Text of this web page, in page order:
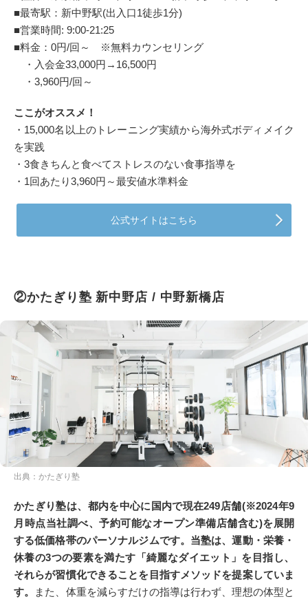
■最寄駅：新中野駅(出入口1徒歩1分)
■営業時間: 9:00-21:25
■料金：0円/回～ ※無料カウンセリング
・入会金33,000円→16,500円
・3,960円/回～
ここがオススメ！
・15,000名以上のトレーニング実績から海外式ボディメイク
を実践
・3食きちんと食べてストレスのない食事指導を
・1回あたり3,960円～最安値水準料金
公式サイトはこちら
②かたぎり塾 新中野店 / 中野新橋店
出典：かたぎり塾
かたぎり塾は、都内を中心に国内で現在249店舗(※2024年9
月時点当社調べ、予約可能なオープン準備店舗含む)を展開
する低価格帯のパーソナルジムです。当塾は、運動・栄養・
休養の3つの要素を満たす「綺麗なダイエット」を目指し、
それらが習慣化できることを目指すメソッドを提案していま
す。
また、体重を減らすだけの指導は行わず、理想の体型と